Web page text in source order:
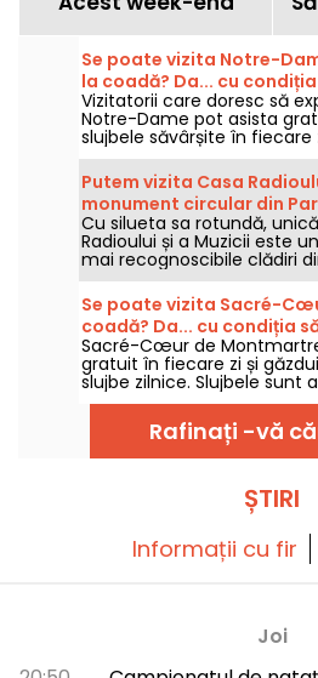
Se poate vizita Notre-
la coadă? Da... cu
câteva reguli.
Vizitatorii care doresc să
Notre-Dame pot asista
slujbele săvârșite în fiecare
deschisă tuturor, cu
întâi pentru a participa la
respecte pe deplin
Vă explicăm ce trebuie să
Putem vizita Casa
monument circular din
Cu silueta sa rotundă,
Radioului și a Muzicii este
mai recognoscibile clădiri
ascund studiouri
imens, opere de artă și
rezervate echipelor Radio
Se poate vizita Sacré-
coadă? Da... cu condiția
Sacré-Cœur de
gratuit în fiecare zi și
slujbe zilnice. Slujbele sunt
credincioșilor și
dar nu trebuie să fie
a evita așteptarea
bine să știți înainte să
Rafinați -vă
ȘTIRI
Informații cu fir
Joi